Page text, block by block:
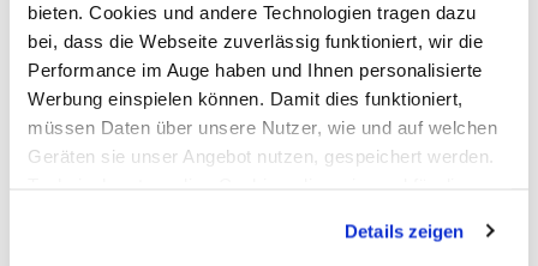
bieten. Cookies und andere Technologien tragen dazu
bei, dass die Webseite zuverlässig funktioniert, wir die
Performance im Auge haben und Ihnen personalisierte
Werbung einspielen können. Damit dies funktioniert,
müssen Daten über unsere Nutzer, wie und auf welchen
Geräten sie unser Angebot nutzen, gespeichert werden.
werden, werden bei der Nutzung der Webseite auf jeden
Details zeigen
bequeme Damen Slips im 3er Pack von Sure
kleiner Gummizug, auch am Beinabschluss
gestreiftes oder unifarbenes Design
super angenehmes Material
anziehen und einfach wohlfühlen